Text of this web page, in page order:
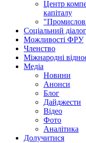
Центр
капіталу
Соціальний діалог
Можливості ФРУ
Членство
Міжнародні
Медіа
Новини
Анонси
Блог
Дайджести
Відео
Фото
Аналітика
Долучитися